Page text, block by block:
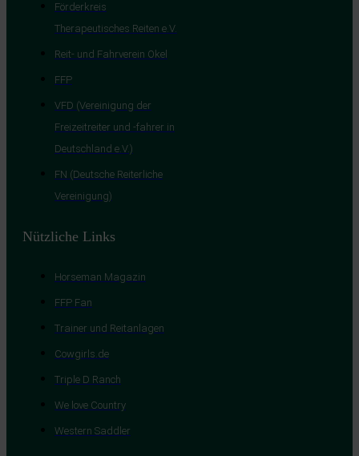
Förderkreis
Therapeutisches Reiten e.V.
Reit- und Fahrverein Okel
FFP
VFD (Vereinigung der
Freizeitreiter und -fahrer in
Deutschland e.V.)
FN (Deutsche Reiterliche
Vereinigung)
Nützliche Links
Horseman Magazin
FFP Fan
Trainer und Reitanlagen
Cowgirls.de
Triple D Ranch
We love Country
Western Saddler